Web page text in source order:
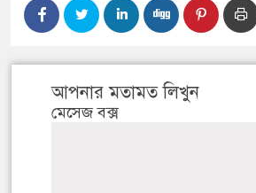
আপনার মতামত লিখুন
মেসেজ বক্স